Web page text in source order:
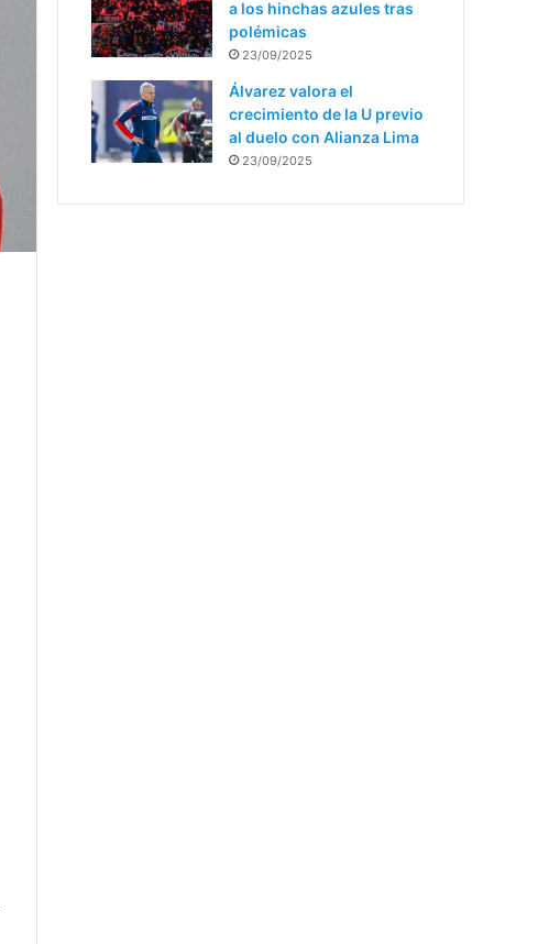
a los hinchas azules tras
polémicas
23/09/2025
Álvarez valora el
crecimiento de la U previo
al duelo con Alianza Lima
23/09/2025